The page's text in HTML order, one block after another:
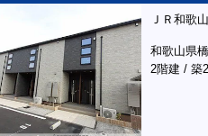
ＪＲ和歌
和歌山県
2階建 / 築